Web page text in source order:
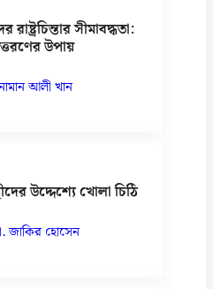
রাষ্ট্রচিন্তার সীমাবদ্ধতা:
উপায়
আলী খান
উদ্দেশ্যে খোলা চিঠি
জাকির হোসেন